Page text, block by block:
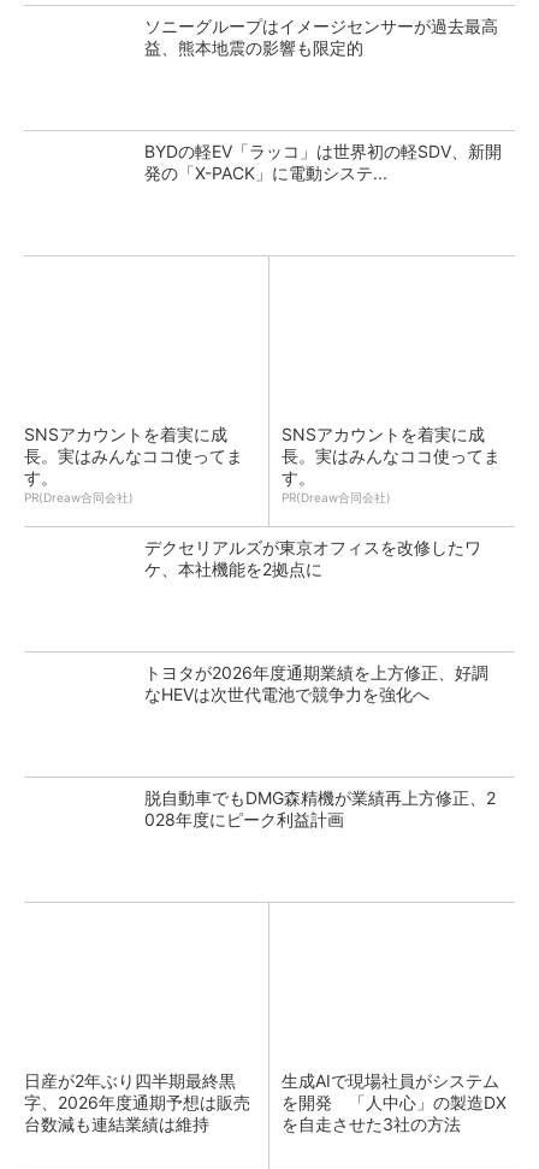
ソニーグループはイメージセンサーが過去最高
益、熊本地震の影響も限定的
BYDの軽EV「ラッコ」は世界初の軽SDV、新開
発の「X-PACK」に電動システ...
SNSアカウントを着実に成
長。実はみんなココ使ってま
す。
PR(Dreaw合同会社)
SNSアカウントを着実に成
長。実はみんなココ使ってま
す。
PR(Dreaw合同会社)
デクセリアルズが東京オフィスを改修したワ
ケ、本社機能を2拠点に
トヨタが2026年度通期業績を上方修正、好調
なHEVは次世代電池で競争力を強化へ
脱自動車でもDMG森精機が業績再上方修正、2
028年度にピーク利益計画
日産が2年ぶり四半期最終黒
字、2026年度通期予想は販売
台数減も連結業績は維持
生成AIで現場社員がシステム
を開発 「人中心」の製造DX
を自走させた3社の方法